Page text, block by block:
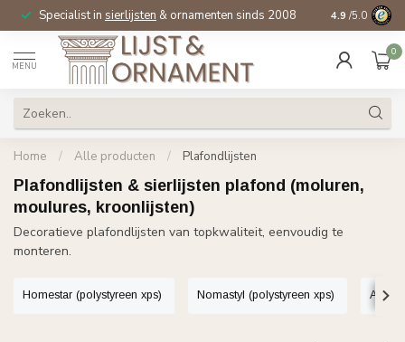
Specialist in sierlijsten & ornamenten sinds 2008 4.9 /5.0
MENU
0
Home / Alle producten / Plafondlijsten
Plafondlijsten & sierlijsten plafond (moluren,
moulures, kroonlijsten)
Decoratieve plafondlijsten van topkwaliteit, eenvoudig te
monteren.
Homestar (polystyreen xps) Nomastyl (polystyreen xps) Arstyl